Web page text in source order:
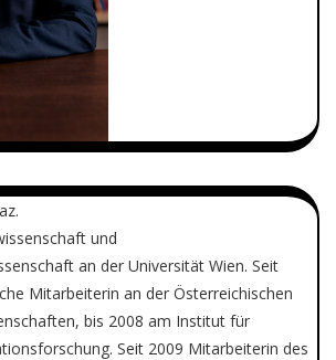
und
an der Universität Wien. Seit
Mitarbeiterin an der Österreichischen
bis 2008 am Institut für
Seit 2009 Mitarbeiterin des